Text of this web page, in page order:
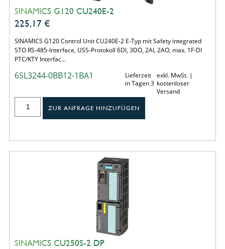
SINAMICS G120 CU240E-2
225,17 €
SINAMICS G120 Control Unit CU240E-2 E-Typ mit Safety integrated
STO RS-485-Interface, USS-Protokoll 6DI, 3DO, 2AI, 2AO, max. 1F-DI
PTC/KTY Interfac…
6SL3244-0BB12-1BA1
Lieferzeit
in Tagen 3
exkl. MwSt. |
kostenloser
Versand
ZUR ANFRAGE HINZUFÜGEN
SINAMICS CU250S-2 DP